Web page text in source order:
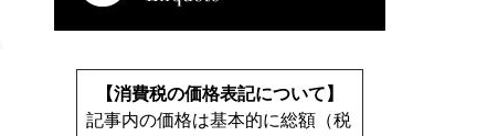
【消費税の価格表記について】
記事内の価格は基本的に総額（税